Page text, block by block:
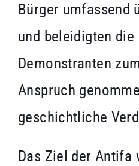
Bürger umfassend
und beleidigten die
Demonstranten
Anspruch
geschichtliche
Das Ziel der Antifa